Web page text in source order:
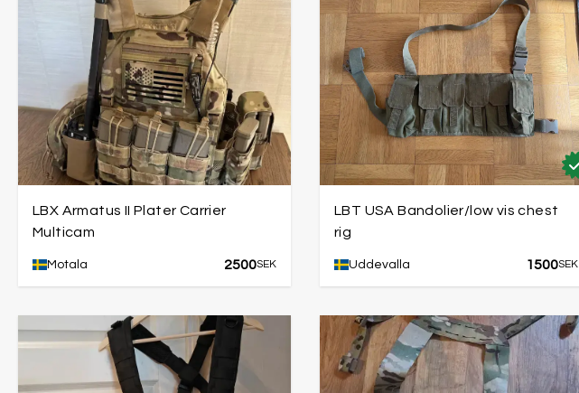
LBX Armatus II Plater Carrier
Multicam
Motala 2500SEK
LBT USA Bandolier/low vis chest
rig
Uddevalla 1500SEK